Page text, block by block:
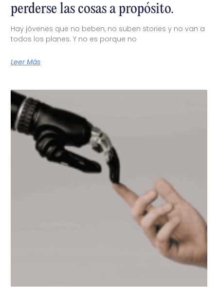
perderse las cosas a propósito.
Hay jóvenes que no beben, no suben stories y no van a
todos los planes. Y no es porque no
Leer Más